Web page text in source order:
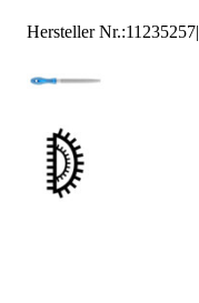
Hersteller Nr.:11235257|